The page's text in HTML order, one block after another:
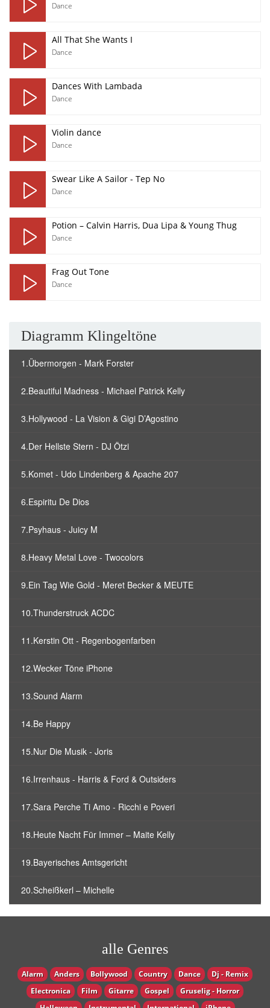
Dance
All That She Wants I
Dance
Dances With Lambada
Dance
Violin dance
Dance
Swear Like A Sailor - Tep No
Dance
Potion – Calvin Harris, Dua Lipa & Young Thug
Dance
Frag Out Tone
Dance
Diagramm Klingeltöne
1.Übermorgen - Mark Forster
2.Beautiful Madness - Michael Patrick Kelly
3.Hollywood - La Vision & Gigi D’Agostino
4.Der Hellste Stern - DJ Ötzi
5.Komet - Udo Lindenberg & Apache 207
6.Espiritu De Dios
7.Psyhaus - Juicy M
8.Heavy Metal Love - Twocolors
9.Ein Tag Wie Gold - Meret Becker & MEUTE
10.Thunderstruck ACDC
11.Kerstin Ott - Regenbogenfarben
12.Wecker Töne iPhone
13.Sound Alarm
14.Be Happy
15.Nur Die Musik - Joris
16.Irrenhaus - Harris & Ford & Outsiders
17.Sara Perche Ti Amo - Ricchi e Poveri
18.Heute Nacht Für Immer – Maite Kelly
19.Bayerisches Amtsgericht
20.Scheißkerl – Michelle
alle Genres
Alarm Anders Bollywood Country Dance
Dj - Remix
Electronica
Film Gitarre Gospel
Gruselig - Horror